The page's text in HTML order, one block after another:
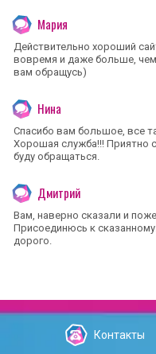
Мария
Действительно хороший
вовремя и даже больше,
вам обращусь)
Нина
Спасибо вам большое, все
Хорошая служба!!! Приятно
буду обращаться.
Дмитрий
Вам, наверно сказали и
Присоединюсь к
дорого.
Контакты